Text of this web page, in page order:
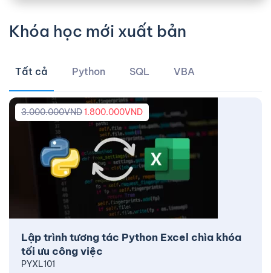
Khóa học mới xuất bản
Tất cả Python SQL VBA
Lập trình tương tác Python Excel chìa khóa
tối ưu công việc
3.000.000VND1.800.000VND
PYXL101